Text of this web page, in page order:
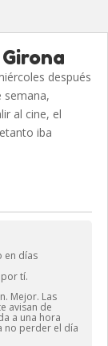
después
semana,
al cine, el
iba
en días
tí.
Mejor. Las
avisan de
a una hora
no perder el día